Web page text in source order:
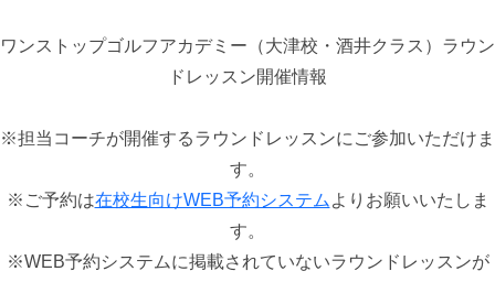
ワンストップゴルフアカデミー（大津校・酒井クラス）ラウン
ドレッスン開催情報
※担当コーチが開催するラウンドレッスンにご参加いただけま
す。
※ご予約は在校生向けWEB予約システム よりお願いいたしま
す。
※WEB予約システムに掲載されていないラウンドレッスンが